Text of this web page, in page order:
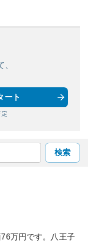
ート
検索
76万円です。 八王子